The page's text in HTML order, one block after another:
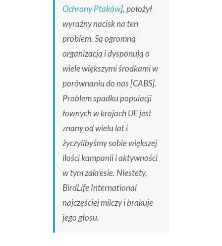
Ochrony Ptaków], położył
wyraźny nacisk na ten
problem. Są ogromną
organizacją i dysponują o
wiele większymi środkami w
porównaniu do nas [CABS].
Problem spadku populacji
łownych w krajach UE jest
znany od wielu lat i
życzylibyśmy sobie większej
ilości kampanii i aktywności
w tym zakresie. Niestety,
BirdLife International
najczęściej milczy i brakuje
jego głosu.